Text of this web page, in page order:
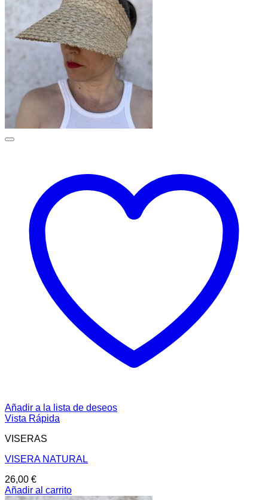
Añadir a la lista de deseos
Vista Rápida
VISERAS
VISERA NATURAL
26,00 €
Añadir al carrito